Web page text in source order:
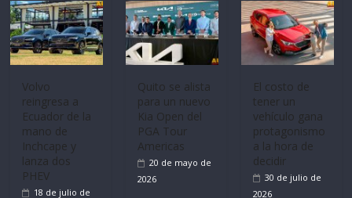
Volvo
reingresa a
Ecuador de la
mano de
Inchcape y
lanza dos
PHEV
18 de julio de
La FEDAK
recibe 12
Sinotruk
Bolden para
cubrir las rutas
de La Vuelta
31 de julio de
2026
El costo de
tener un
vehículo gana
protagonismo
a la hora de
decidir
30 de julio de
2026